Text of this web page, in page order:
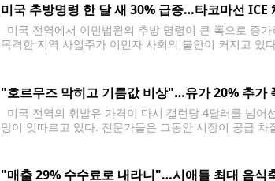
미국 추방명령 한 달 새 30% 급증…타코마선 ICE
미국 전역에서 이민법원의 추방 명령이 큰 폭으로 증
목격한 지역 사업주가 이민자 사회의 불안이 커지고 있
"호르무즈 막히고 기름값 비상"…유가 20% 추가
미국 전역의 휘발유 가격이 다시 갤런당 4달러를 넘
망이 잇따르고 있다. 전문가들은 그동안 시장이 공급
"매출 29% 수수료로 내라니"…시애틀 최대 음식